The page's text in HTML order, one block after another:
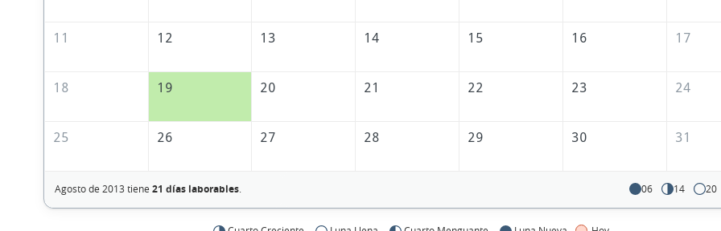
11 12 13 14 15 16 17
18 19 20 21 22 23 24
25 26 27 28 29 30 31
Agosto de 2013 tiene 21 días laborables. 06 14 20